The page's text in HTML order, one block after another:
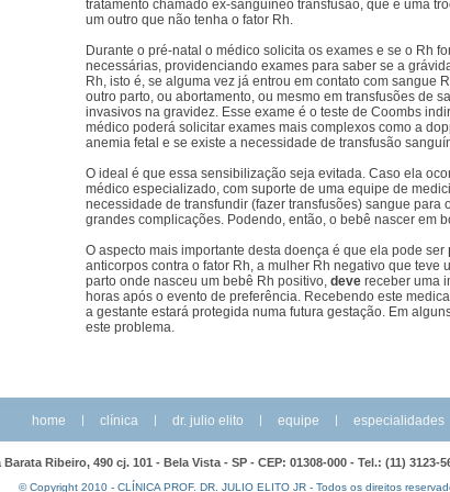
tratamento chamado ex-sanguíneo transfusão, que é uma
um outro que não tenha o fator Rh.
Durante o pré-natal o médico solicita os exames e se o Rh
necessárias, providenciando exames para saber se a
Rh, isto é, se alguma vez já entrou em contato com sangue
outro parto, ou abortamento, ou mesmo em transfusões de
invasivos na gravidez. Esse exame é o teste de Coombs
médico poderá solicitar exames mais complexos como a
anemia fetal e se existe a necessidade de transfusão
O ideal é que essa sensibilização seja evitada. Caso ela
médico especializado, com suporte de uma equipe de
necessidade de transfundir (fazer transfusões) sangue para
grandes complicações. Podendo, então, o bebê nascer em
O aspecto mais importante desta doença é que ela pode ser
anticorpos contra o fator Rh, a mulher Rh negativo que teve
parto onde nasceu um bebê Rh positivo, deve receber uma
horas após o evento de preferência. Recebendo este
a gestante estará protegida numa futura gestação. Em
este problema.
home | clínica | dr. julio elito | equipe | especialidades
Barata Ribeiro, 490 cj. 101 - Bela Vista - SP - CEP: 01308-000 - Tel.: (11)
© Copyright 2010 - CLÍNICA PROF. DR. JULIO ELITO JR - Todos os direitos